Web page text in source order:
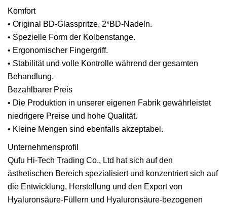
Komfort
• Original BD-Glasspritze, 2*BD-Nadeln.
• Spezielle Form der Kolbenstange.
• Ergonomischer Fingergriff.
• Stabilität und volle Kontrolle während der gesamten
Behandlung.
Bezahlbarer Preis
• Die Produktion in unserer eigenen Fabrik gewährleistet
niedrigere Preise und hohe Qualität.
• Kleine Mengen sind ebenfalls akzeptabel.
Unternehmensprofil
Qufu Hi-Tech Trading Co., Ltd hat sich auf den
ästhetischen Bereich spezialisiert und konzentriert sich auf
die Entwicklung, Herstellung und den Export von
Hyaluronsäure-Füllern und Hyaluronsäure-bezogenen